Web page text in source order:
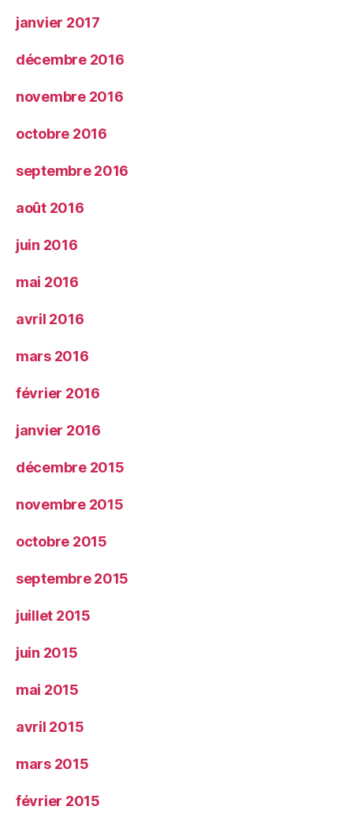
janvier 2017
décembre 2016
novembre 2016
octobre 2016
septembre 2016
août 2016
juin 2016
mai 2016
avril 2016
mars 2016
février 2016
janvier 2016
décembre 2015
novembre 2015
octobre 2015
septembre 2015
juillet 2015
juin 2015
mai 2015
avril 2015
mars 2015
février 2015